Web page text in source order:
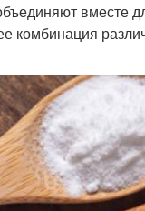
вместе